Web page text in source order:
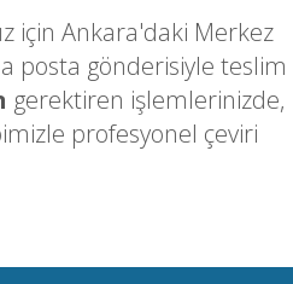
için Ankara'daki Merkez
posta gönderisiyle teslim
gerektiren işlemlerinizde,
profesyonel çeviri